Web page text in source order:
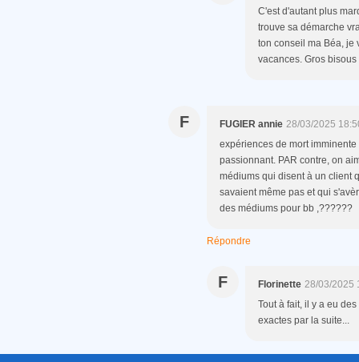
C'est d'autant plus
trouve sa démarche
ton conseil ma Béa, je
vacances. Gros
F FUGIER annie 28/03/2025
expériences de mort
passionnant. PAR contre, on
médiums qui disent à un client
savaient même pas et qui
des médiums pour bb ,??????
Répondre
F Florinette 28/03/2025
Tout à fait, il y a eu
exactes par la suite...